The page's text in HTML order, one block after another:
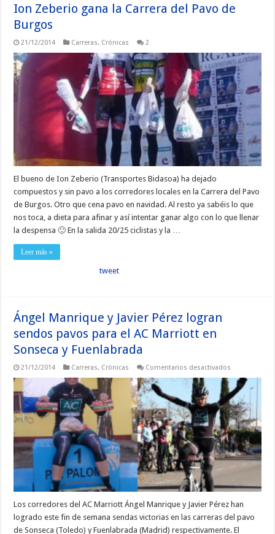
Ion Zeberio gana la Carrera del Pavo de
Burgos
21/12/2014 Carreras, Crónicas 2
El bueno de Ion Zeberio (Transportes Bidasoa) ha dejado
compuestos y sin pavo a los corredores locales en la Carrera del Pavo
de Burgos. Otro que cena pavo en navidad. Al resto ya sabéis lo que
nos toca, a dieta para afinar y así intentar ganar algo con lo que llenar
la despensa 🙂 En la salida 20/25 ciclistas y la …
Leer más »
tweet
Ángel Manrique y Javier Pérez logran
sendos pavos para el AC Marriott en
Sonseca y Fuenlabrada
21/12/2014 Carreras, Crónicas Comentarios desactivados
Manrique
y
Javier
Pérez
logran
sendos
pavos
para
el
AC
Marriott
y
Los corredores del AC Marriott Ángel Manrique y Javier Pérez han
logrado este fin de semana sendas victorias en las carreras del pavo
de Sonseca (Toledo) y Fuenlabrada (Madrid) respectivamente. El